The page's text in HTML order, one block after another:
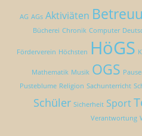
AG AGs Aktiviäten
Bücherei Chronik Computer
Förderverein Höchsten HöGS
Mathematik Musik OGS
Pusteblume Religion Sachunterricht
Schüler Sicherheit Sport
Verantwortung